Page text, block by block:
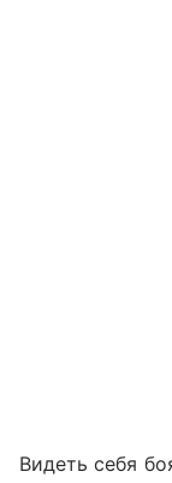
Видеть себя